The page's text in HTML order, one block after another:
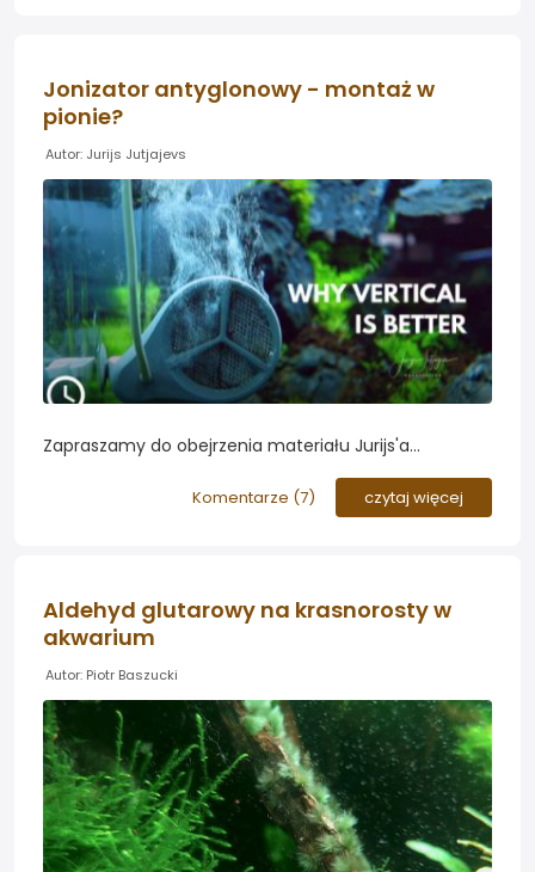
Jonizator antyglonowy - montaż w
pionie?
Autor: Jurijs Jutjajevs
Zapraszamy do obejrzenia materiału Jurijs'a
montażu jonizatora antyglonowego...
Komentarze (7) czytaj więcej
Aldehyd glutarowy na krasnorosty w
akwarium
Autor: Piotr Baszucki